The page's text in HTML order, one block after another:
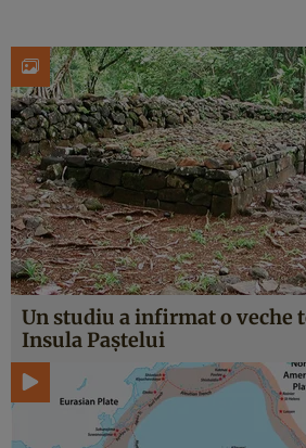
Un studiu a infirmat o veche
Insula Paștelui